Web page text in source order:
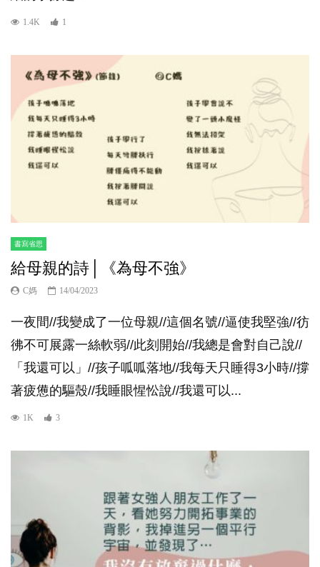
1.4K 1
書寫省思
給母親的詩│《為母不強》
C媽 14/04/2023
一夜間//我變成了一位母親//這個名號//逼使我堅強//彷
彿不可展露一絲軟弱//此刻開始//我總是會對自己說//
「我還可以」//孩子呱呱落地//我每天只睡得3小時//撐
著疲憊的驅殼//我睡眼惺忪說//我還可以...
1K 3